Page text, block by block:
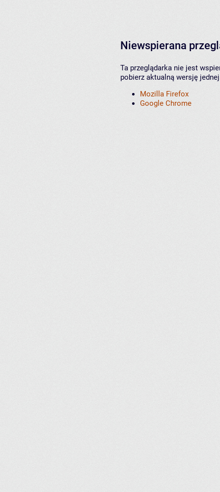
Niewspierana
Ta przeglądarka nie jest
pobierz aktualną wersję
Mozilla Firefox
Google Chrome